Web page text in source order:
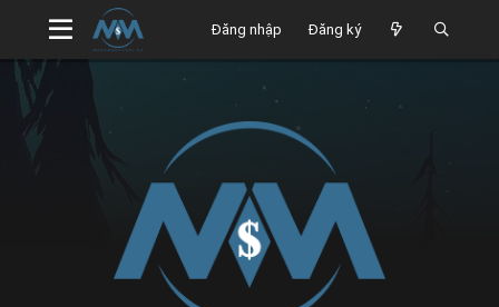
Đăng nhập Đăng ký